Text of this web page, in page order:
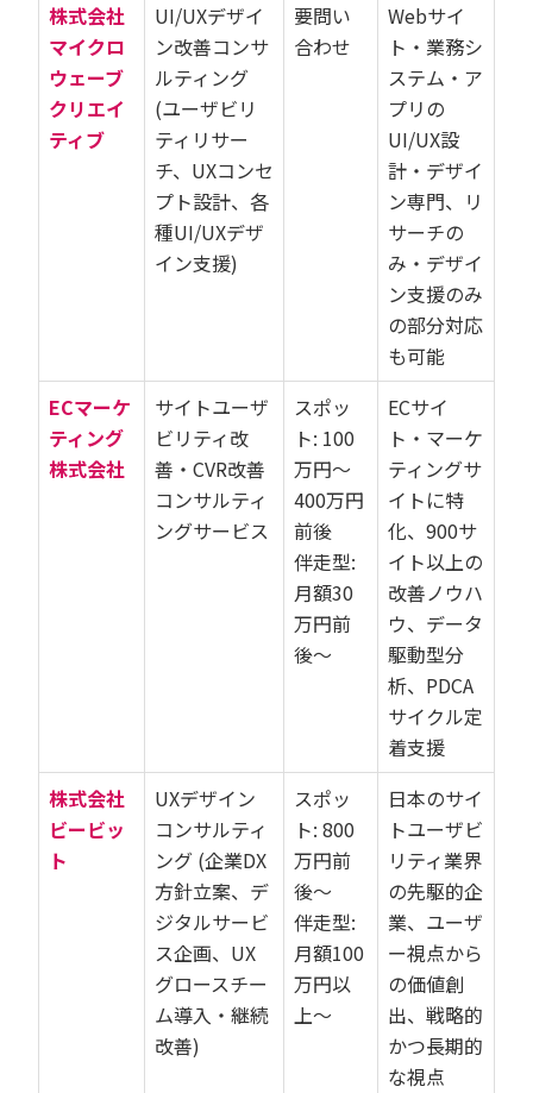
株式会社
マイクロ
ウェーブ
クリエイ
ティブ
UI/UXデザイ
ン改善コンサ
ルティング
(ユーザビリ
ティリサー
チ、UXコンセ
プト設計、各
種UI/UXデザ
イン支援)
要問い
合わせ
Webサイ
ト・業務シ
ステム・ア
プリの
UI/UX設
計・デザイ
ン専門、リ
サーチの
み・デザイ
ン支援のみ
の部分対応
も可能
ECマーケ
ティング
株式会社
サイトユーザ
ビリティ改
善・CVR改善
コンサルティ
ングサービス
スポッ
ト: 100
万円〜
400万円
前後
伴走型:
月額30
万円前
後〜
ECサイ
ト・マーケ
ティングサ
イトに特
化、900サ
イト以上の
改善ノウハ
ウ、データ
駆動型分
析、PDCA
サイクル定
着支援
株式会社
ビービッ
ト
UXデザイン
コンサルティ
ング (企業DX
方針立案、デ
ジタルサービ
ス企画、UX
グロースチー
ム導入・継続
改善)
スポッ
ト: 800
万円前
後〜
伴走型:
月額100
万円以
上〜
日本のサイ
トユーザビ
リティ業界
の先駆的企
業、ユーザ
ー視点から
の価値創
出、戦略的
かつ長期的
な視点